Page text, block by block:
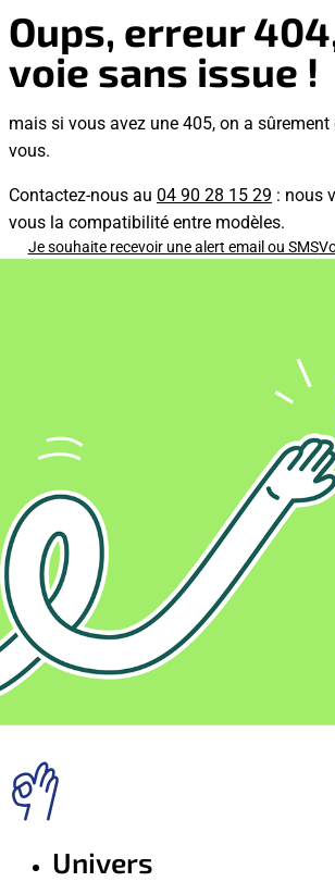
Oups, erreur
voie sans issue !
mais si vous avez une 405, on a
vous.
Contactez-nous au 04 90 28 15 29 : nous
vous la compatibilité entre modèles.
Je souhaite recevoir une alert email ou SMS
Univers